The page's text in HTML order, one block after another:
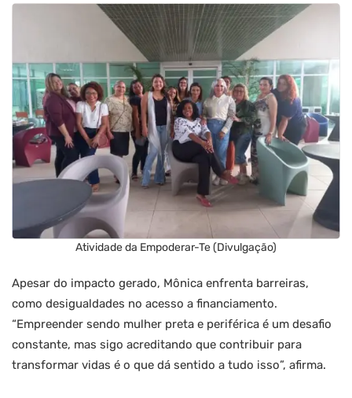
Atividade da Empoderar-Te (Divulgação)
Apesar do impacto gerado, Mônica enfrenta barreiras,
como desigualdades no acesso a financiamento.
“Empreender sendo mulher preta e periférica é um desafio
constante, mas sigo acreditando que contribuir para
transformar vidas é o que dá sentido a tudo isso”, afirma.